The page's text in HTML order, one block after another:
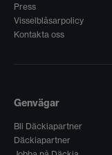
Press
Visselblåsarpolicy
Kontakta oss
Genvägar
Bli Däckiapartner
Däckiapartner